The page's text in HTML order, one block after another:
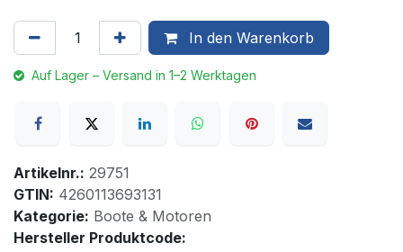
In den Warenkorb
Auf Lager – Versand in 1–2 Werktagen
Artikelnr.: 29751
GTIN: 4260113693131
Kategorie: Boote & Motoren
Hersteller Produktcode: